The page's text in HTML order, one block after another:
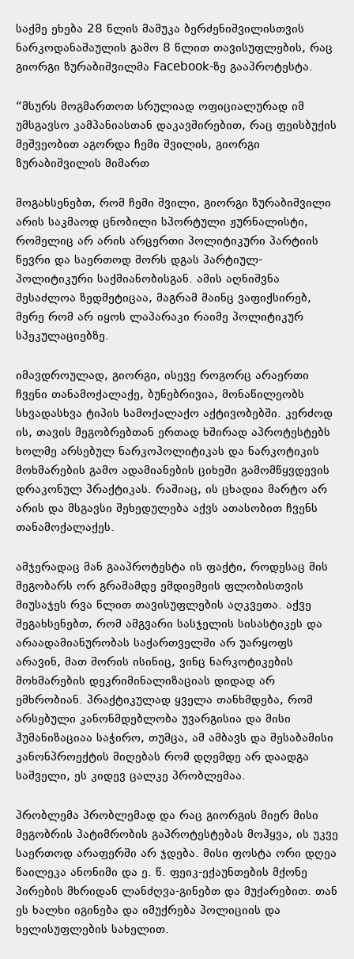
საქმე ეხება 28 წლის მამუკა ბერძენიშვილისთვის
ნარკოდანაშაულის გამო 8 წლით თავისუფლების, რაც
გიორგი ზურაბიშვილმა Facebook-ზე გააპროტესტა.
“მსურს მოგმართოთ სრულიად ოფიციალურად იმ
უმსგავსო კამპანიასთან დაკავშირებით, რაც ფეისბუქის
მეშვეობით აგორდა ჩემი შვილის, გიორგი
ზურაბიშვილის მიმართ
მოგახსენებთ, რომ ჩემი შვილი, გიორგი ზურაბიშვილი
არის საკმაოდ ცნობილი სპორტული ჟურნალისტი,
რომელიც არ არის არცერთი პოლიტიკური პარტიის
წევრი და საერთოდ შორს დგას პარტიულ-
პოლიტიკური საქმიანობისგან. ამის აღნიშვნა
შესაძლოა ზედმეტიცაა, მაგრამ მაინც ვაფიქსირებ,
მერე რომ არ იყოს ლაპარაკი რაიმე პოლიტიკურ
სპეკულაციებზე.
იმავდროულად, გიორგი, ისევე როგორც არაერთი
ჩვენი თანამოქალაქე, ბუნებრივია, მონაწილეობს
სხვადასხვა ტიპის სამოქალაქო აქტივობებში. კერძოდ
ის, თავის მეგობრებთან ერთად ხშირად აპროტესტებს
ხოლმე არსებულ ნარკოპოლიტიკას და ნარკოტიკის
მოხმარების გამო ადამიანების ციხეში გამომწყვდევის
დრაკონულ პრაქტიკას. რაშიაც, ის ცხადია მარტო არ
არის და მსგავსი შეხედულება აქვს ათასობით ჩვენს
თანამოქალაქეს.
ამჯერადაც მან გააპროტესტა ის ფაქტი, როდესაც მის
მეგობარს ორ გრამამდე ემდიემეის ფლობისთვის
მიუსაჯეს რვა წლით თავისუფლების აღკვეთა. აქვე
შეგახსენებთ, რომ ამგვარი სასჯელის სისასტიკეს და
არაადამიანურობას საქართველში არ უარყოფს
არავინ, მათ შორის ისინიც, ვინც ნარკოტიკების
მოხმარების დეკრიმინალიზაციას დიდად არ
ემხრობიან. პრაქტიკულად ყველა თანხმდება, რომ
არსებული კანონმდებლობა უვარგისია და მისი
ჰუმანიზაციაა საჭირო, თუმცა, ამ ამბავს და შესაბამისი
კანონპროექტის მიღებას რომ დღემდე არ დაადგა
საშველი, ეს კიდევ ცალკე პრობლემაა.
პრობლემა პრობლემად და რაც გიორგის მიერ მისი
მეგობრის პატიმრობის გაპროტესტებას მოჰყვა, ის უკვე
საერთოდ არაფერში არ ჯდება. მისი ფოსტა ორი დღეა
წაილეკა ანონიმი და ე. წ. ფეიკ-ექაუნთების მქონე
პირების მხრიდან ლანძღვა-გინებთ და მუქარებით. თან
ეს ხალხი იგინება და იმუქრება პოლიციის და
ხელისუფლების სახელით.